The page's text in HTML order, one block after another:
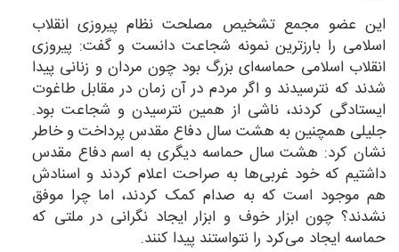
این عضو مجمع تشخیص مصلحت نظام پیروزی انقلاب
اسلامی را بارزترین نمونه شجاعت دانست و گفت: پیروزی
انقلاب اسلامی حماسه‌ای بزرگ بود چون مردان و زنانی پیدا
شدند که نترسیدند و اگر مردم در آن زمان در مقابل طاغوت
ایستادگی کردند، ناشی از همین نترسیدن و شجاعت بود.
جلیلی همچنین به هشت سال دفاع مقدس پرداخت و خاطر
نشان کرد: هشت سال حماسه دیگری به اسم دفاع مقدس
داشتیم که خود غربی‌ها به صراحت اعلام کردند و اسنادش
هم موجود است که به صدام کمک کردند، اما چرا موفق
نشدند؟ چون ابزار خوف و ابزار ایجاد نگرانی در ملتی که
حماسه ایجاد می‌کرد را نتواستند پیدا کنند.